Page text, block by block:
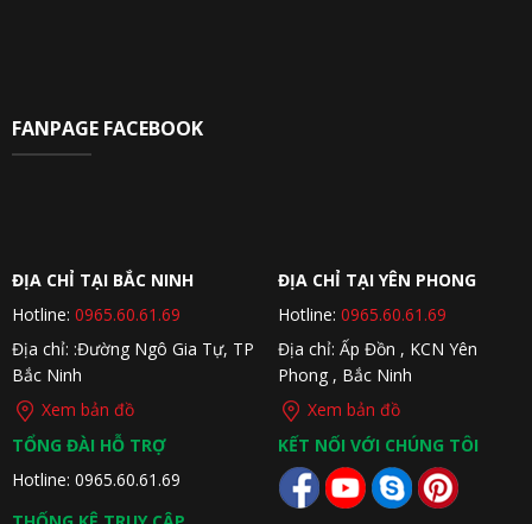
FANPAGE FACEBOOK
ĐỊA CHỈ TẠI BẮC NINH
Hotline: 0965.60.61.69
Địa chỉ: :Đường Ngô Gia Tự, TP
Bắc Ninh
Xem bản đồ
ĐỊA CHỈ TẠI YÊN PHONG
Hotline: 0965.60.61.69
Địa chỉ: Ấp Đồn , KCN Yên
Phong , Bắc Ninh
Xem bản đồ
TỔNG ĐÀI HỖ TRỢ
Hotline: 0965.60.61.69
KẾT NỐI VỚI CHÚNG TÔI